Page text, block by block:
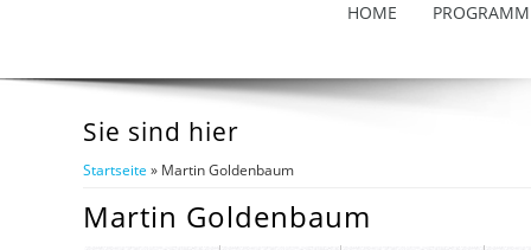
HOME PROGRAMM
Sie sind hier
Startseite » Martin Goldenbaum
Martin Goldenbaum